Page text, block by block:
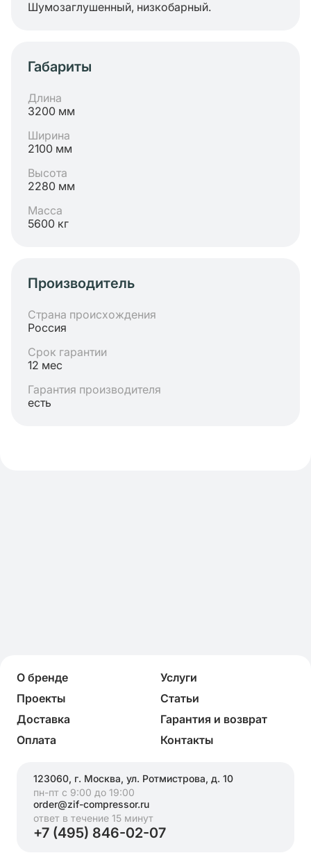
Шумозаглушенный, низкобарный.
Габариты
Длина
3200 мм
Ширина
2100 мм
Высота
2280 мм
Масса
5600 кг
Производитель
Страна происхождения
Россия
Срок гарантии
12 мес
Гарантия производителя
есть
О бренде
Услуги
Проекты
Статьи
Доставка
Гарантия и возврат
Оплата
Контакты
123060, г. Москва, ул. Ротмистрова, д. 10
пн-пт с 9:00 до 19:00
order@zif-compressor.ru
ответ в течение 15 минут
+7 (495) 846-02-07